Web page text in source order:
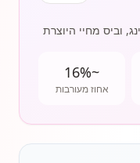
וביס מחיי היוצרת
~16%
אחוז מעורבות